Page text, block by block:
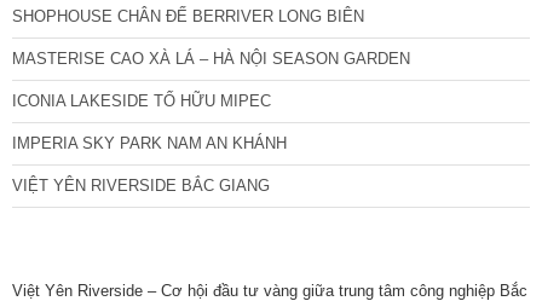
SHOPHOUSE CHÂN ĐẾ BERRIVER LONG BIÊN
MASTERISE CAO XÀ LÁ – HÀ NỘI SEASON GARDEN
ICONIA LAKESIDE TỐ HỮU MIPEC
IMPERIA SKY PARK NAM AN KHÁNH
VIỆT YÊN RIVERSIDE BẮC GIANG
Việt Yên Riverside – Cơ hội đầu tư vàng giữa trung tâm công nghiệp Bắc